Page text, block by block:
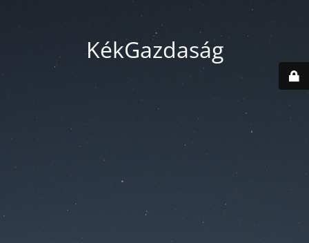
KékGazdaság